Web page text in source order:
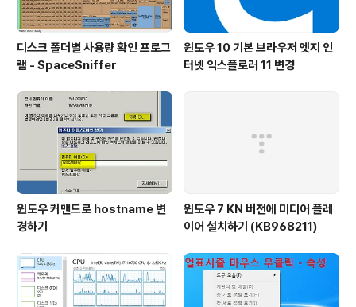
디스크 폴더별 사용량 확인 프로그
램 - SpaceSniffer
윈도우 10 기본 브라우저 엣지 인
터넷 익스플로러 11 변경
윈도우 커맨드로 hostname 변
경하기
윈도우 7 KN 버전에 미디어 플레
이어 설치하기 (KB968211)